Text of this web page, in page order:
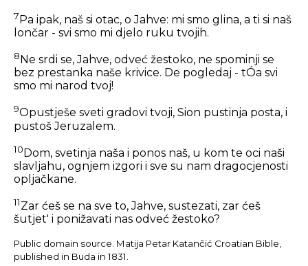
7Pa ipak, naš si otac, o Jahve: mi smo glina, a ti si naš
lončar - svi smo mi djelo ruku tvojih.
8 Ne srdi se, Jahve, odveć žestoko, ne spominji se
bez prestanka naše krivice. De pogledaj - tÓa svi
smo mi narod tvoj!
9Opustješe sveti gradovi tvoji, Sion pustinja posta, i
pustoš Jeruzalem.
10Dom, svetinja naša i ponos naš, u kom te oci naši
slavljahu, ognjem izgori i sve su nam dragocjenosti
opljačkane.
11Zar ćeš se na sve to, Jahve, sustezati, zar ćeš
šutjet' i ponižavati nas odveć žestoko?
Public domain source. Matija Petar Katančić Croatian Bible,
published in Buda in 1831.